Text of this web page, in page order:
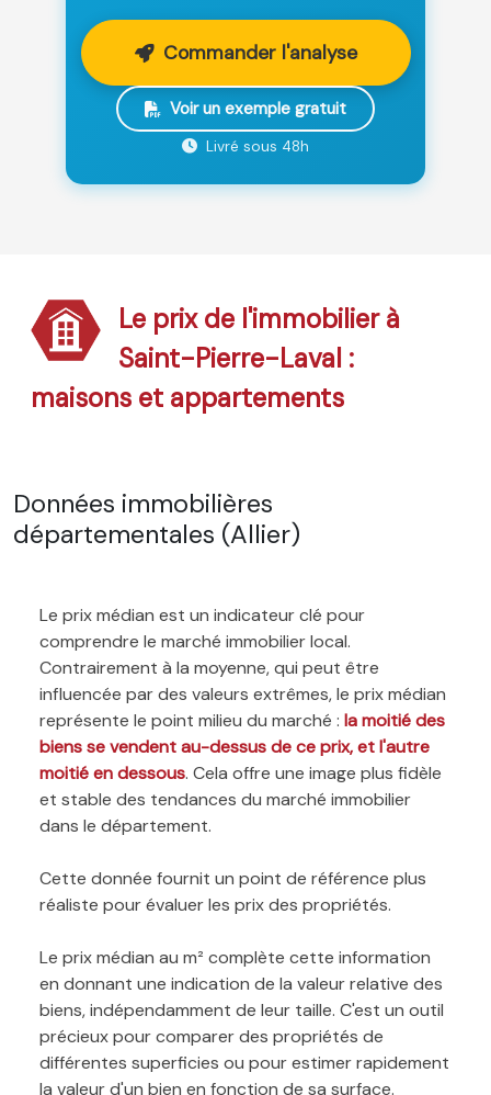
Commander l'analyse
Voir un exemple gratuit
Livré sous 48h
Le prix de l'immobilier à
Saint-Pierre-Laval :
maisons et appartements
Données immobilières
départementales (Allier)
Le prix médian est un indicateur clé pour
comprendre le marché immobilier local.
Contrairement à la moyenne, qui peut être
influencée par des valeurs extrêmes, le prix médian
représente le point milieu du marché : la moitié des
biens se vendent au-dessus de ce prix, et l'autre
moitié en dessous. Cela offre une image plus fidèle
et stable des tendances du marché immobilier
dans le département.
Cette donnée fournit un point de référence plus
réaliste pour évaluer les prix des propriétés.
Le prix médian au m² complète cette information
en donnant une indication de la valeur relative des
biens, indépendamment de leur taille. C'est un outil
précieux pour comparer des propriétés de
différentes superficies ou pour estimer rapidement
la valeur d'un bien en fonction de sa surface.